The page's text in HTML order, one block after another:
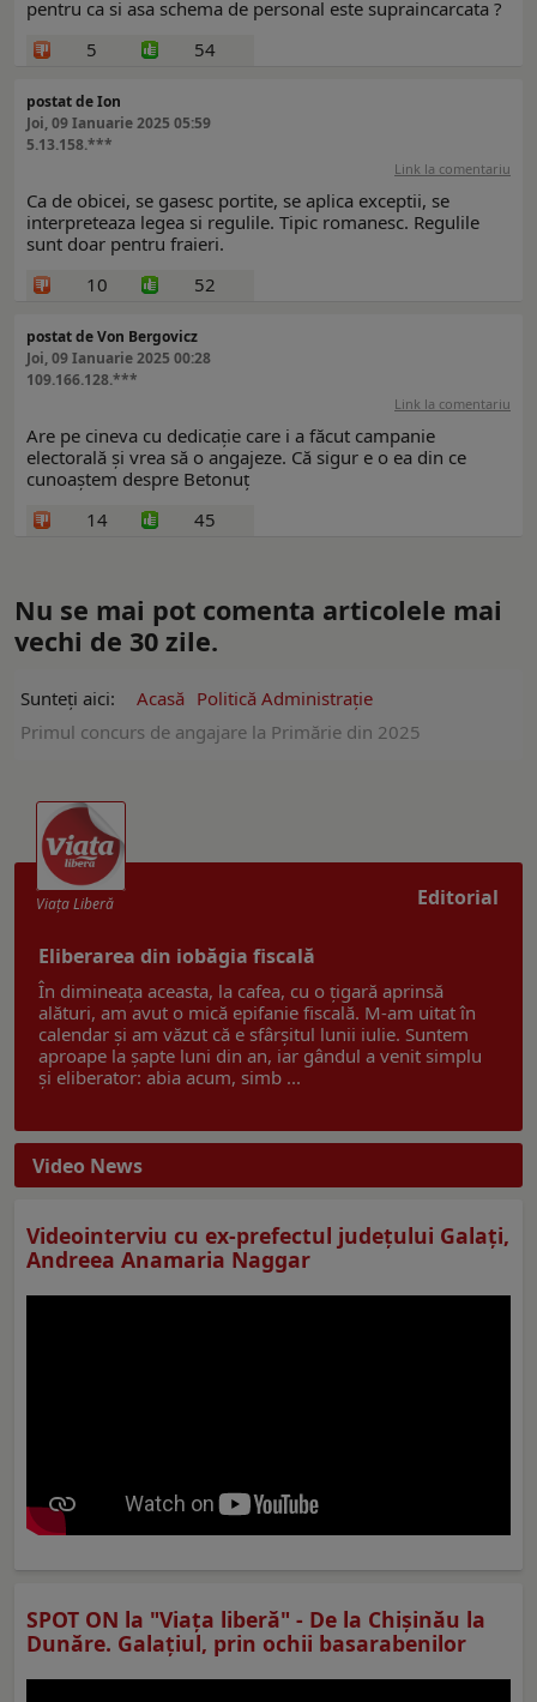
pentru ca si asa schema de personal este supraincarcata ?
5
54
postat de Ion
Joi, 09 Ianuarie 2025 05:59
5.13.158.***
Link la comentariu
Ca de obicei, se gasesc portite, se aplica exceptii, se
interpreteaza legea si regulile. Tipic romanesc. Regulile
sunt doar pentru fraieri.
10
52
postat de Von Bergovicz
Joi, 09 Ianuarie 2025 00:28
109.166.128.***
Link la comentariu
Are pe cineva cu dedicație care i a făcut campanie
electorală și vrea să o angajeze. Că sigur e o ea din ce
cunoaștem despre Betonuț
14
45
Nu se mai pot comenta articolele mai
vechi de 30 zile.
Sunteți aici: Acasă Politică Administrație
Primul concurs de angajare la Primărie din 2025
Editorial
Viaţa Liberă
Eliberarea din iobăgia fiscală
În dimineața aceasta, la cafea, cu o țigară aprinsă
alături, am avut o mică epifanie fiscală. M-am uitat în
calendar și am văzut că e sfârșitul lunii iulie. Suntem
aproape la șapte luni din an, iar gândul a venit simplu
și eliberator: abia acum, simb ...
Video News
Videointerviu cu ex-prefectul judeţului Galaţi,
Andreea Anamaria Naggar
SPOT ON la "Viaţa liberă" - De la Chișinău la
Dunăre. Galațiul, prin ochii basarabenilor